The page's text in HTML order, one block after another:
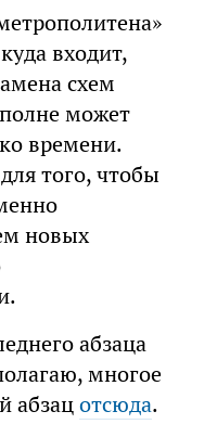
входит,
схем
может
времени.
того, чтобы
новых
абзаца
многое
абзацотсюда.